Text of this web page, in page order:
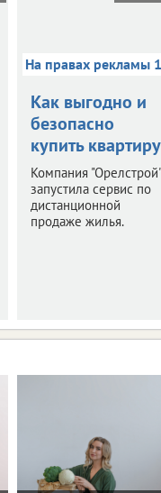
На правах рекламы
Как выгодно и
безопасно
купить квартиру
Компания "Орелстрой"
запустила сервис по
дистанционной
продаже жилья.